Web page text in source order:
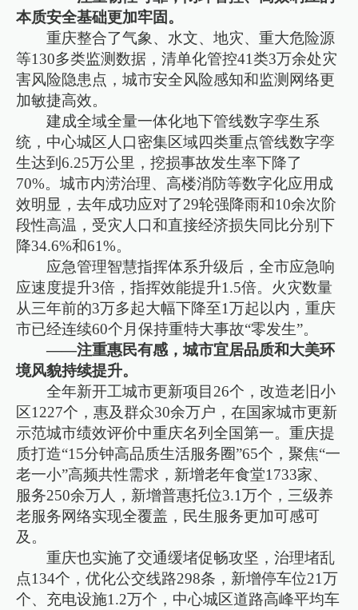
本质安全基础更加牢固。
重庆整合了气象、水文、地灾、重大危险源
等130多类监测数据，清单化管控41类3万余处灾
害风险隐患点，城市安全风险感知和监测网络更
加敏捷高效。
建成全域全量一体化地下管线数字孪生系
统，中心城区人口密集区域四类重点管线数字孪
生达到6.25万公里，挖损事故发生率下降了
70%。城市内涝治理、高楼消防等数字化应用成
效明显，去年成功应对了29轮强降雨和10余次阶
段性高温，受灾人口和直接经济损失同比分别下
降34.6%和61%。
应急管理智慧指挥体系升级后，全市应急响
应速度提升3倍，指挥效能提升1.5倍。火灾数量
从三年前的3万多起大幅下降至1万起以内，重庆
市已经连续60个月保持重特大事故“零发生”。
——注重惠民有感，城市宜居品质和大美环
境风貌持续提升。
全年新开工城市更新项目26个，改造老旧小
区1227个，惠及群众30余万户，在国家城市更新
示范城市绩效评价中重庆名列全国第一。重庆提
质打造“15分钟高品质生活服务圈”65个，聚焦“一
老一小”高频共性需求，新增老年食堂1733家、
服务250余万人，新增普惠托位3.1万个，三级养
老服务网络实现全覆盖，民生服务更加可感可
及。
重庆也实施了交通缓堵促畅攻坚，治理堵乱
点134个，优化公交线路298条，新增停车位21万
个、充电设施1.2万个，中心城区道路高峰平均车